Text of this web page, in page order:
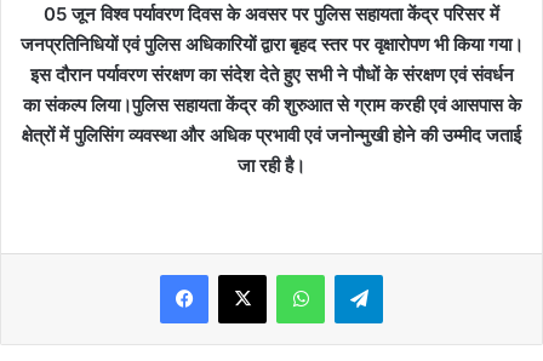
05 जून विश्व पर्यावरण दिवस के अवसर पर पुलिस सहायता केंद्र परिसर में
जनप्रतिनिधियों एवं पुलिस अधिकारियों द्वारा बृहद स्तर पर वृक्षारोपण भी किया गया।
इस दौरान पर्यावरण संरक्षण का संदेश देते हुए सभी ने पौधों के संरक्षण एवं संवर्धन
का संकल्प लिया।पुलिस सहायता केंद्र की शुरुआत से ग्राम करही एवं आसपास के
क्षेत्रों में पुलिसिंग व्यवस्था और अधिक प्रभावी एवं जनोन्मुखी होने की उम्मीद जताई
जा रही है।
WhatsAppTelegram